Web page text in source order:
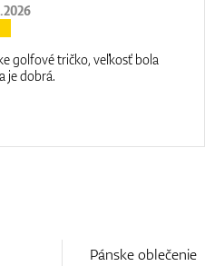
golfové tričko, veľkosť bola
je dobrá.
Pánske oblečenie